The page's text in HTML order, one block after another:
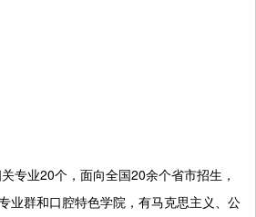
专业20个，面向全国20余个省市招生，
业群和口腔特色学院，有马克思主义、公